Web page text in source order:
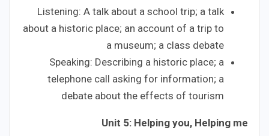
Listening: A talk about a school trip; a talk
about a historic place; an account of a trip to
a museum; a class debate
Speaking: Describing a historic place; a
telephone call asking for information; a
debate about the effects of tourism
Unit 5: Helping you, Helping me